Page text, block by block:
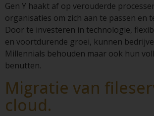
Gen Y haakt af op verouderde
organisaties om zich aan te passen en
Door te investeren in technologie,
en voortdurende groei, kunnen
Millennials behouden maar ook hun
benutten.
Migratie van
cloud.